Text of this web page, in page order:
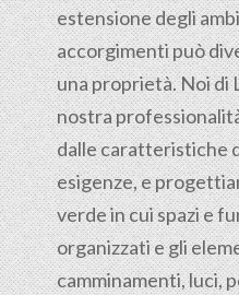
estensione degli
accorgimenti può
una proprietà. Noi di
nostra
dalle caratteristiche
esigenze, e
verde in cui spazi e
organizzati e gli
camminamenti, luci,